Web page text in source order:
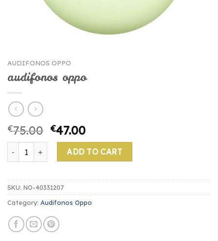
AUDIFONOS OPPO
audifonos oppo
€75.00 €47.00
audifonos oppo quantityADD TO CART
SKU: NO-40331207
Category: Audifonos Oppo